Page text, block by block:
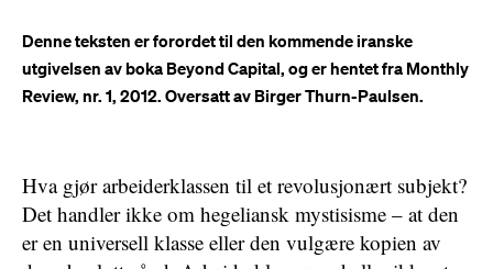
Denne teksten er forordet til den kommende iranske
utgivelsen av boka Beyond Capital, og er hentet fra Monthly
Review, nr. 1, 2012. Oversatt av Birger Thurn-Paulsen.
Hva gjør arbeiderklassen til et revolusjonært subjekt?
Det handler ikke om hegeliansk mystisisme – at den
er en universell klasse eller den vulgære kopien av